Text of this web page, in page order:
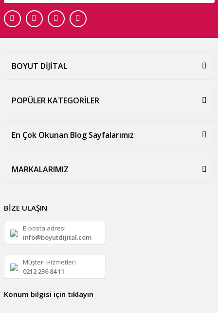
BOYUT DİJİTAL
POPÜLER KATEGORİLER
En Çok Okunan Blog Sayfalarımız
MARKALARIMIZ
BİZE ULAŞIN
E-posta adresi
info@boyutdijital.com
Müşteri Hizmetleri
0212 236 84 11
Konum bilgisi için tıklayın